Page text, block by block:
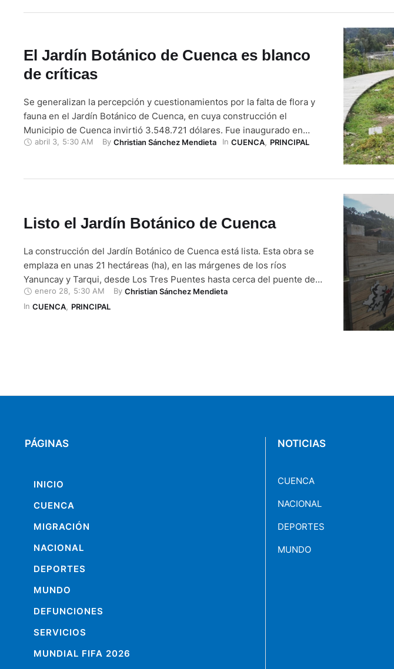
El Jardín Botánico de Cuenca es blanco
de críticas
Se generalizan la percepción y cuestionamientos por la falta de flora y
fauna en el Jardín Botánico de Cuenca, en cuya construcción el
Municipio de Cuenca invirtió 3.548.721 dólares. Fue inaugurado en
febrero de 2021. Y es que, de acuerdo con el diseño y planificación de
abril 3 5:30 AM By Christian Sánchez Mendieta In CUENCA, PRINCIPAL
Listo el Jardín Botánico de Cuenca
La construcción del Jardín Botánico de Cuenca está lista. Esta obra se
emplaza en unas 21 hectáreas (ha), en las márgenes de los ríos
Yanuncay y Tarqui, desde Los Tres Puentes hasta cerca del puente de
Gapal. El diseño de este proyecto comenzó en 2012, y en agosto de
2018 el Municipio de Cuenca firmó …
enero 28 5:30 AM By Christian Sánchez Mendieta
In CUENCA, PRINCIPAL
PÁGINAS
INICIO
CUENCA
MIGRACIÓN
NACIONAL
DEPORTES
MUNDO
DEFUNCIONES
SERVICIOS
MUNDIAL FIFA 2026
NOTICIAS
CUENCA
NACIONAL
DEPORTES
MUNDO